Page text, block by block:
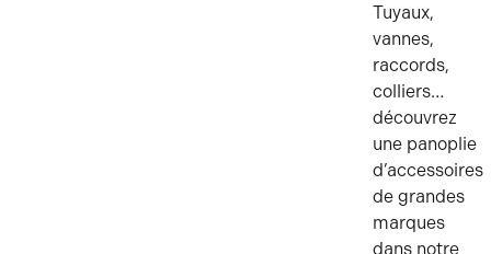
Tuyaux,
vannes,
raccords,
colliers…
découvrez
une panoplie
d’accessoires
de grandes
marques
dans notre